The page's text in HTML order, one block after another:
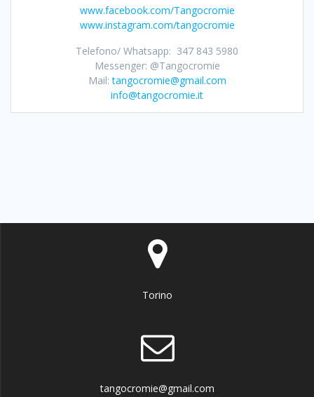
www.facebook.com/Tangocromie
www.instagram.com/tangocromie
Telefono/ Whatsapp: 347 843 5980
Messenger: @Tangocromie
Mail:tangocromie@gmail.com
info@tangocromie.it
Torino
tangocromie@gmail.com